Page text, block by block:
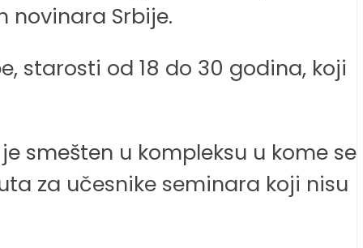
novinara Srbije.
starosti od 18 do 30 godina, koji
smešten u kompleksu u kome se
za učesnike seminara koji nisu